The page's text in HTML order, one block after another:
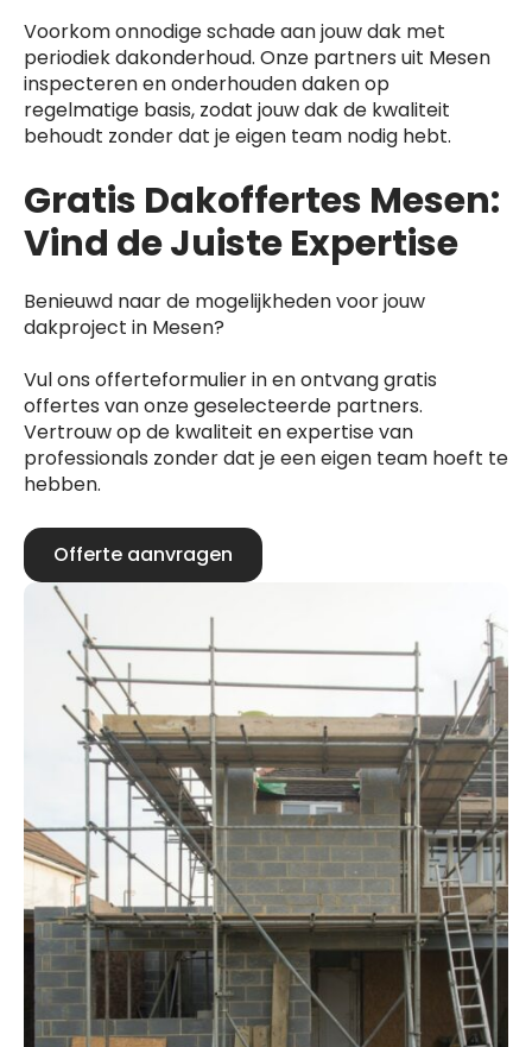
Voorkom onnodige schade aan jouw dak met
periodiek dakonderhoud. Onze partners uit Mesen
inspecteren en onderhouden daken op
regelmatige basis, zodat jouw dak de kwaliteit
behoudt zonder dat je eigen team nodig hebt.
Gratis Dakoffertes Mesen:
Vind de Juiste Expertise
Benieuwd naar de mogelijkheden voor jouw
dakproject in Mesen?
Vul ons offerteformulier in en ontvang gratis
offertes van onze geselecteerde partners.
Vertrouw op de kwaliteit en expertise van
professionals zonder dat je een eigen team hoeft te
hebben.
Offerte aanvragen